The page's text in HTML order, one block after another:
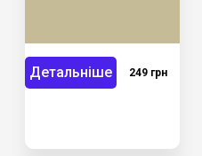
Детальніше 249 грн